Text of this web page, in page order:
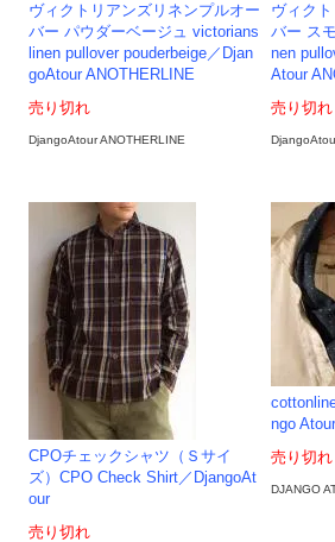
ヴィクトリアンズリネンプルオー
バー パウダーベージュ victorians
linen pullover pouderbeige／Djan
goAtour ANOTHERLINE
売り切れ
DjangoAtour ANOTHERLINE
ヴィク
バー ス
nen
Atour
売り切れ
CPOチェックシャツ（Ｓサイ
ズ）CPO Check Shirt／DjangoAt
our
売り切れ
ngo
売り切れ
DJANGO